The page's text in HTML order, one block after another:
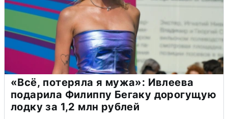
«Всё, потеряла я мужа»: Ивлеева
подарила Филиппу Бегаку дорогущую
лодку за 1,2 млн рублей